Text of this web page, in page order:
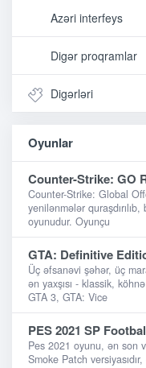
Azəri interfeys
Digər proqramlar
Digərləri
Oyunlar
Counter-Strike: GO
Counter-Strike: Global
yenilənmələr
oyunudur. Oyunçu
GTA: Definitive
Üç əfsanəvi şəhər, üç
ən yaxşısı - klassik,
GTA 3, GTA: Vice
PES 2021 SP
Pes 2021 oyunu, ən son
Smoke Patch